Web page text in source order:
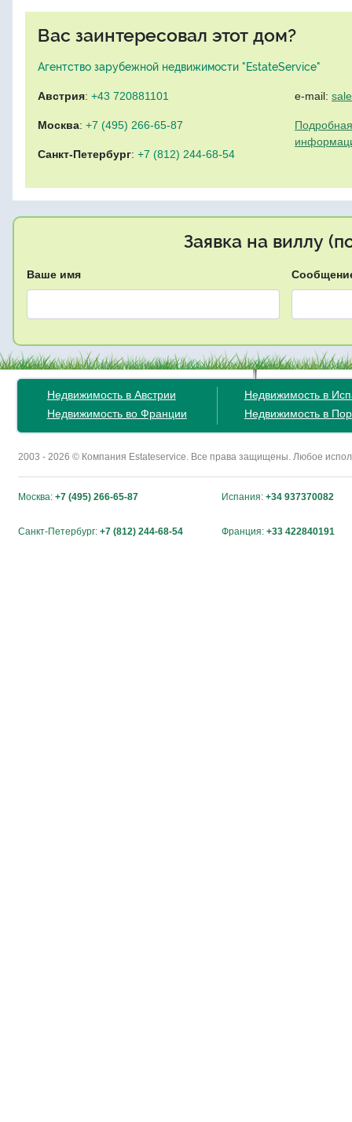
Вас заинтересовал этот дом?
Агентство зарубежной недвижимости "EstateService"
Австрия: +43 720881101
Москва: +7 (495) 266-65-87
Санкт-Петербург: +7 (812) 244-68-54
e-mail:
Заявка на виллу
Ваше имя
Недвижимость в Австрии
Недвижимость во Франции
Недвижимость в
Недвижимость в
2003 - 2026 © Компания Estateservice. Все права защищены. Любое
Москва: +7 (495) 266-65-87 Испания: +34 937370082
Санкт-Петербург: +7 (812) 244-68-54 Франция: +33 422840191